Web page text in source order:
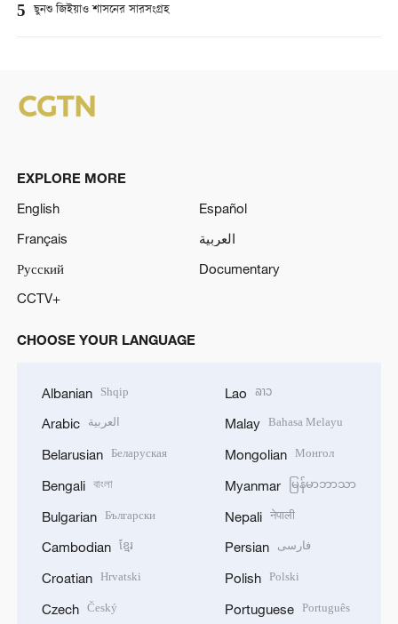
5 ছুনশু জিইয়াও শাসনের সারসংগ্রহ
EXPLORE MORE
English
Español
Français
العربية
Русский
Documentary
CCTV+
CHOOSE YOUR LANGUAGE
Albanian Shqip
Arabic العربية
Belarusian Беларуская
Bengali বাংলা
Bulgarian Български
Cambodian ខ្មែរ
Croatian Hrvatski
Czech Český
Lao ລາວ
Malay Bahasa Melayu
Mongolian Монгол
Myanmar မြန်မာဘာသာ
Nepali नेपाली
Persian فارسی
Polish Polski
Portuguese Português